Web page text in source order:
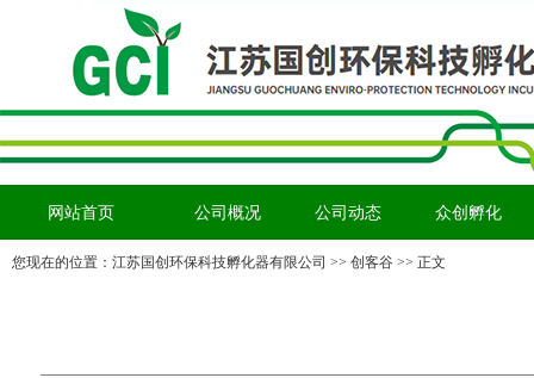
网站首页 公司概况 公司动态 众创孵化
您现在的位置： 江苏国创环保科技孵化器有限公司 >> 创客谷 >> 正文